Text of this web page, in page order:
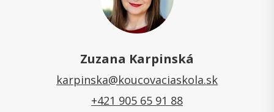
Zuzana Karpinská
karpinska@koucovaciaskola.sk
+421 905 65 91 88